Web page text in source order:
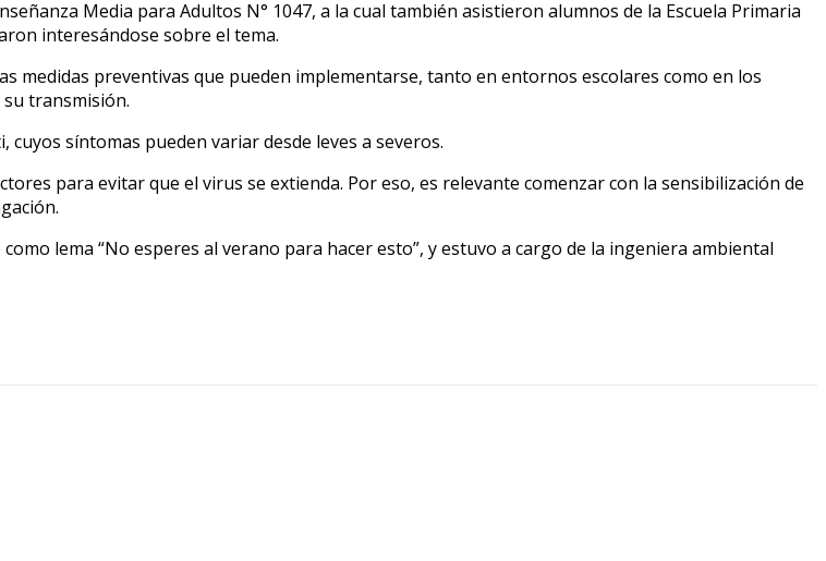
Media para Adultos N° 1047, a la cual también asistieron alumnos de la Escuela Primaria
interesándose sobre el tema.
medidas preventivas que pueden implementarse, tanto en entornos escolares como en los
transmisión.
síntomas pueden variar desde leves a severos.
para evitar que el virus se extienda. Por eso, es relevante comenzar con la sensibilización de
lema “No esperes al verano para hacer esto”, y estuvo a cargo de la ingeniera ambiental